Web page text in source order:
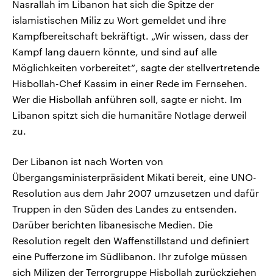
Nasrallah im Libanon hat sich die Spitze der
islamistischen Miliz zu Wort gemeldet und ihre
Kampfbereitschaft bekräftigt. „Wir wissen, dass der
Kampf lang dauern könnte, und sind auf alle
Möglichkeiten vorbereitet“, sagte der stellvertretende
Hisbollah-Chef Kassim in einer Rede im Fernsehen.
Wer die Hisbollah anführen soll, sagte er nicht. Im
Libanon spitzt sich die humanitäre Notlage derweil
zu.
Der Libanon ist nach Worten von
Übergangsministerpräsident Mikati bereit, eine UNO-
Resolution aus dem Jahr 2007 umzusetzen und dafür
Truppen in den Süden des Landes zu entsenden.
Darüber berichten libanesische Medien. Die
Resolution regelt den Waffenstillstand und definiert
eine Pufferzone im Südlibanon. Ihr zufolge müssen
sich Milizen der Terrorgruppe Hisbollah zurückziehen